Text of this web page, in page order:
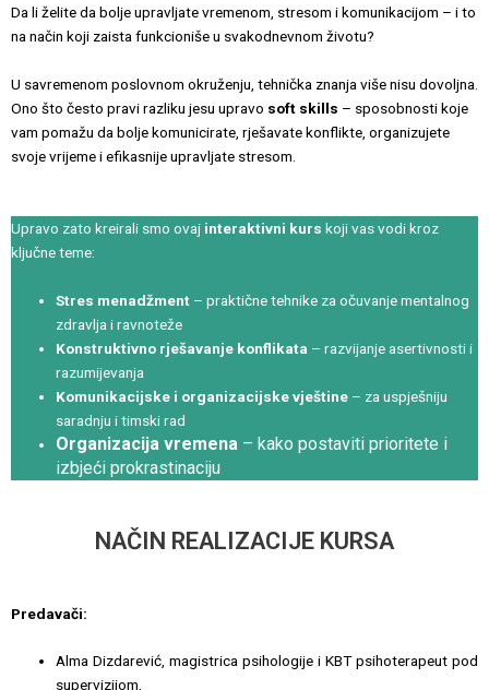
Da li želite da bolje upravljate vremenom, stresom i komunikacijom – i to
na način koji zaista funkcioniše u svakodnevnom životu?
U savremenom poslovnom okruženju, tehnička znanja više nisu dovoljna.
Ono što često pravi razliku jesu upravo soft skills – sposobnosti koje
vam pomažu da bolje komunicirate, rješavate konflikte, organizujete
svoje vrijeme i efikasnije upravljate stresom.
Upravo zato kreirali smo ovaj interaktivni kurs koji vas vodi kroz
ključne teme:
Stres menadžment – praktične tehnike za očuvanje mentalnog
zdravlja i ravnoteže
Konstruktivno rješavanje konflikata – razvijanje asertivnosti i
razumijevanja
Komunikacijske i organizacijske vještine – za uspješniju
saradnju i timski rad
Organizacija vremena – kako postaviti prioritete i
izbjeći prokrastinaciju
NAČIN REALIZACIJE KURSA
Predavači:
Alma Dizdarević, magistrica psihologije i KBT psihoterapeut pod
supervizijom,